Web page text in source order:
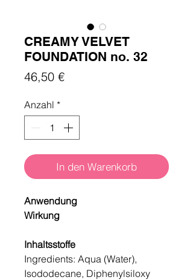
CREAMY VELVET
FOUNDATION no. 32
46,50 €Preis
Anzahl *
In den Warenkorb
Anwendung
Wirkung
Inhaltsstoffe
Ingredients: Aqua (Water),
Isododecane, Diphenylsiloxy